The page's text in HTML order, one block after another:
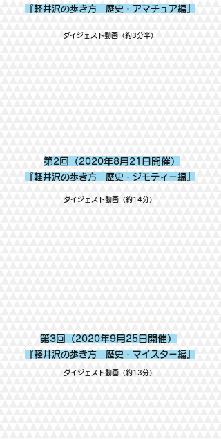
『軽井沢の歩き方 歴史・アマチュア編』
​ダイジェスト動画（約3分半）
『軽井沢の歩き方 歴史・ジモティー編』
第2回（2020年8月21日開催）
​ダイジェスト動画（約14分）
第3回（2020年9月25日開催）
『軽井沢の歩き方 歴史・マイスター編』
​ダイジェスト動画（約13分）